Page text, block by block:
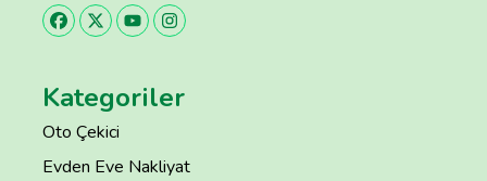
Kategoriler
Oto Çekici
Evden Eve Nakliyat